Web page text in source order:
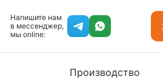
Напишите нам
в мессенджер,
мы online:
Производство